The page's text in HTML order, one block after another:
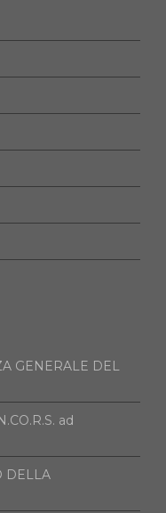
GENERALE DEL
ad
DELLA